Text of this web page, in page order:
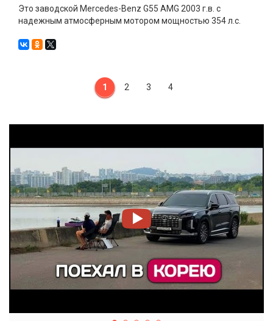
Это заводской Mercedes-Benz G55 AMG 2003 г.в. с
надежным атмосферным мотором мощностью 354 л.с.
1 2 3 4